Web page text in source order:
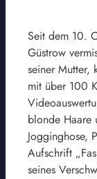
Seit dem 10.
Güstrow
seiner Mutter,
mit über 100
blonde Haare
Jogginghose,
Aufschrift
seines